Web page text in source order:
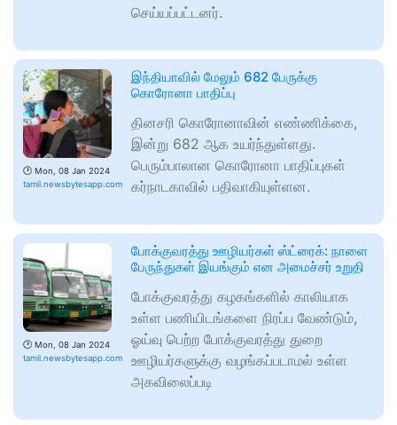
செய்யப்பட்டனர்.
🕑 Mon, 08 Jan 2024
tamil.newsbytesapp.com
இந்தியாவில் மேலும் 682 பேருக்கு
கொரோனா பாதிப்பு
தினசரி கொரோனாவின் எண்ணிக்கை,
இன்று 682 ஆக உயர்ந்துள்ளது.
பெரும்பாலான கொரோனா பாதிப்புகள்
கர்நாடகாவில் பதிவாகியுள்ளன.
🕑 Mon, 08 Jan 2024
tamil.newsbytesapp.com
போக்குவரத்து ஊழியர்கள் ஸ்ட்ரைக்: நாளை
பேருந்துகள் இயங்கும் என அமைச்சர் உறுதி
போக்குவரத்து கழகங்களில் காலியாக
உள்ள பணியிடங்களை நிரப்ப வேண்டும்,
ஓய்வு பெற்ற போக்குவரத்து துறை
ஊழியர்களுக்கு வழங்கப்படாமல் உள்ள
அகவிலைப்படி